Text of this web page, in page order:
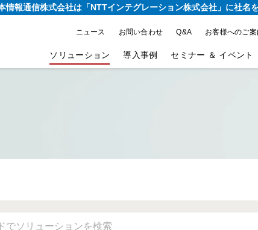
情報通信株式会社は「NTTインテグレーション株式会社」に社名
ニュース お問い合わせ Q&A お客様へのご
ソリューション 導入事例 セミナー ＆ イベント